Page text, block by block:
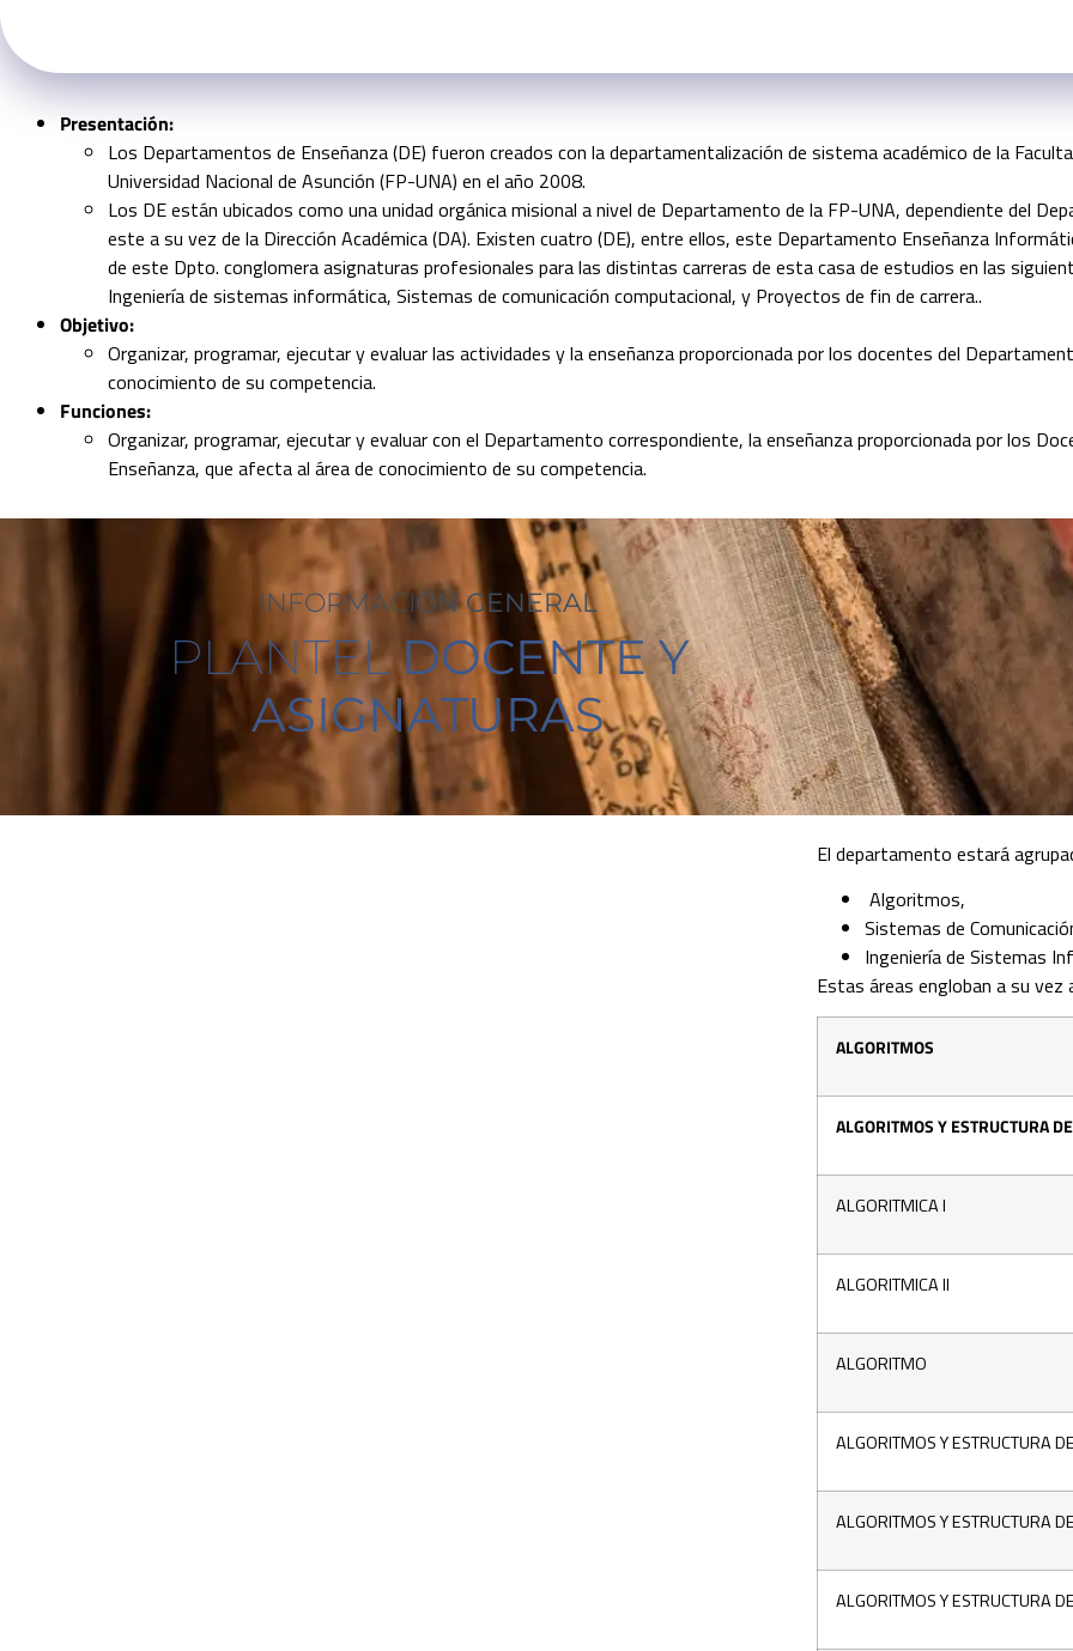
Presentación:
Los Departamentos de Enseñanza (DE) fueron creados con la departamentalización de sistema académico de la
Universidad Nacional de Asunción (FP-UNA) en el año 2008.
Los DE están ubicados como una unidad orgánica misional a nivel de Departamento de la FP-UNA, dependiente del
este a su vez de la Dirección Académica (DA). Existen cuatro (DE), entre ellos, este Departamento Enseñanza
de este Dpto. conglomera asignaturas profesionales para las distintas carreras de esta casa de estudios en las
Ingeniería de sistemas informática, Sistemas de comunicación computacional, y Proyectos de fin de carrera..
Objetivo:
Organizar, programar, ejecutar y evaluar las actividades y la enseñanza proporcionada por los docentes del
conocimiento de su competencia.
Funciones:
Organizar, programar, ejecutar y evaluar con el Departamento correspondiente, la enseñanza proporcionada por los
Enseñanza, que afecta al área de conocimiento de su competencia.
INFORMACIÓNGENERAL
PLANTELDOCENTE Y
ASIGNATURAS
El departamento estará
Algoritmos,
Sistemas de
Ingeniería de Sistemas
Estas áreas engloban a su
ALGORITMOS
ALGORITMOS Y ESTRUCTURA
ALGORITMICA I
ALGORITMICA II
ALGORITMO
ALGORITMOS Y ESTRUCTURA
ALGORITMOS Y ESTRUCTURA
ALGORITMOS Y ESTRUCTURA